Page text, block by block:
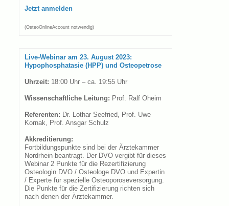
Jetzt anmelden
(OsteoOnlineAccount notwendig)
Live-Webinar am 23. August 2023:
Hypophosphatasie (HPP) und Osteopetrose
Uhrzeit: 18:00 Uhr – ca. 19:55 Uhr
Wissenschaftliche Leitung: Prof. Ralf Oheim
Referenten: Dr. Lothar Seefried, Prof. Uwe
Kornak, Prof. Ansgar Schulz
Akkreditierung:
Fortbildungspunkte sind bei der Ärztekammer
Nordrhein beantragt. Der DVO vergibt für dieses
Webinar 2 Punkte für die Rezertifizierung
Osteologin DVO / Osteologe DVO und Expertin
/ Experte für spezielle Osteoporoseversorgung.
Die Punkte für die Zertifizierung richten sich
nach denen der Ärztekammer.